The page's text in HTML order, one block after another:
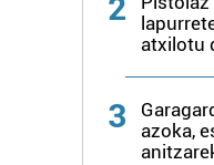
2
atxilotu
3
azoka,